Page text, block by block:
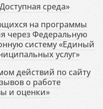
среда»
на программы
через Федеральную
систему «Единый
услуг»
действий по сайту
о работе
и оценки»